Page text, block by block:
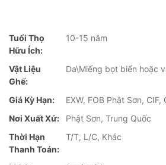
Tuổi Thọ
Hữu Ích:
10-15 năm
Vật Liệu
Ghế:
Da\Miếng bọt biển hoặc
Giá Kỳ Hạn:
EXW, FOB Phật Sơn,
Nơi Xuất Xứ:
Phật Sơn, Trung Quốc
Thời Hạn
Thanh Toán:
T/T, L/C, Khác